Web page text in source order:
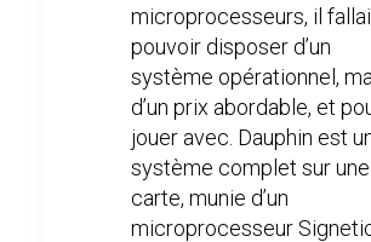
microprocesseurs, il
pouvoir disposer d’un
système opérationnel,
d’un prix abordable, et
jouer avec. Dauphin est
système complet sur une
carte, munie d’un
microprocesseur